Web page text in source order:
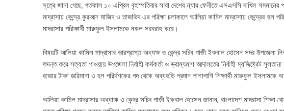
সূত্রে জানা গেছে, গতকাল ১০ এপ্রিল বৃহস্পতিবার সারা দেশের ন্যার ফেনীতে এসএসসি দাখিল সমমানের
মাদ্রাসায় কেন্দ্রে কুরআন মাজিদ ও তাজভিদ এর পরিক্ষা চলাকালে আলিয়া কামিল মাদ্রাসায় কেন্দ্রের হল
মাদরাসার পরিক্ষার্থী মারুফুল ইসলামকে নকল সরবরাহ করে।
বিষয়টি আলিয়া কামিল মাদ্রাসার ভারপ্রাপ্ত অধ্যক্ষ ও কেন্দ্র সচিব গাজী ইকবাল হোসেন সদর উপজেলা
তদন্ত করে সত্যতা পাওয়ায় উপজেলা নির্বাহী কর্মকর্তা ও ভ্রাম্যমাণ আদালতের নির্বাহী ম্যজিষ্ট্রেট
হাজার টাকা জরিমানা ও হল পরির্দশকের পদ থেকে অব্যহতি প্রদান পাশাপাশি শিক্ষার্থী মারুফুল ইসলামকে
আলিয়া কামিল মাদ্রাসার অধ্যাক্ষ ও কেন্দ্র সচিব গাজী ইকবাল হোসেন জানান, বাংলাদেশ মাদরাসা শিক্ষা